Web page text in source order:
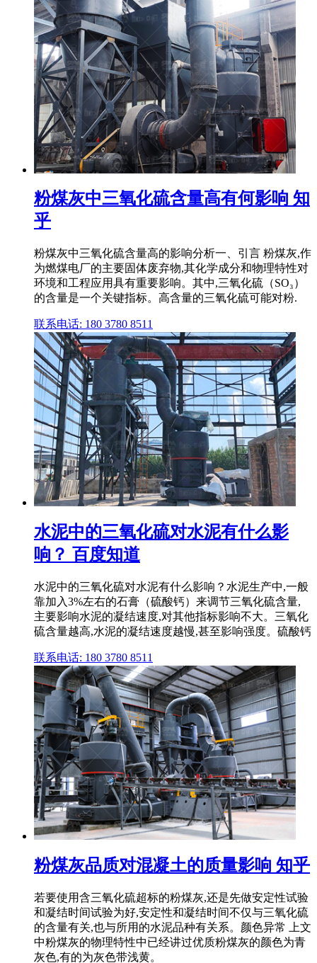
粉煤灰中三氧化硫含量高有何影响 知
乎
粉煤灰中三氧化硫含量高的影响分析一、引言 粉煤灰,作
为燃煤电厂的主要固体废弃物,其化学成分和物理特性对
环境和工程应用具有重要影响。其中,三氧化硫（SO₃）
的含量是一个关键指标。高含量的三氧化硫可能对粉.
联系电话: 180 3780 8511
水泥中的三氧化硫对水泥有什么影
响？ 百度知道
水泥中的三氧化硫对水泥有什么影响？水泥生产中,一般
靠加入3%左右的石膏（硫酸钙）来调节三氧化硫含量,
主要影响水泥的凝结速度,对其他指标影响不大。三氧化
硫含量越高,水泥的凝结速度越慢,甚至影响强度。硫酸钙
联系电话: 180 3780 8511
粉煤灰品质对混凝土的质量影响 知乎
若要使用含三氧化硫超标的粉煤灰,还是先做安定性试验
和凝结时间试验为好,安定性和凝结时间不仅与三氧化硫
的含量有关,也与所用的水泥品种有关系。颜色异常 上文
中粉煤灰的物理特性中已经讲过优质粉煤灰的颜色为青
灰色,有的为灰色带浅黄。